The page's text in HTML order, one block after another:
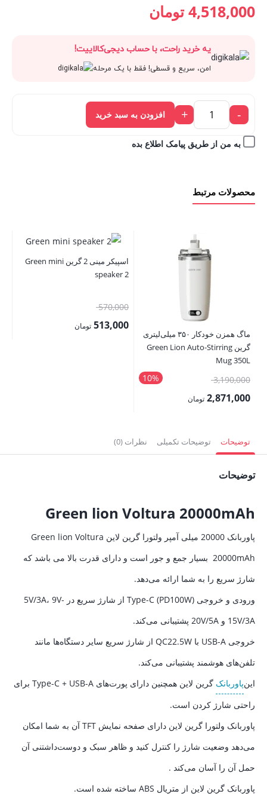
4,518,000 تومان.
قیمت
5,020,000 تومان
بود.
4,518,000 تومان
فعلی:
4,518,000 تومان.
یه خرید راحت، با حساب دیجی‌کالاییت!
امن، سریع و قسطی! فقط با یک مرحله
-
+ افزودن به سبد خرید
به من از طریق پیامک اطلاع بده
محصولات مرتبط
ماگ همزن خودکار ۳۵۰ میلی‌لیتری
گرین Green Lion Auto-Stirring
Mug 350L
10% 3,190,000قیمت
اصلی:2,871,000 تومان
2,871,000 تومان.
اسپیکر مینی 2 گرین Green mini
speaker 2
570,000قیمت
اصلی:513,000 تومان
توضیحات توضیحات تکمیلی نظرات (0)
توضیحات
Green lion Voltura 20000mAh
پاوربانک 20000 میلی آمپر ولتورا گرین لاین Green lion Voltura
20000mAh بسیار جمع و جور است و دارای قدرت بالا می باشد که
شارژ سریع را به شما ارائه می‌دهد.
ورودی و خروجی Type-C (PD100W) از شارژ سریع در 5V/3A، 9V-
15V/3A و 20V/5A پشتیبانی می‌کند.
خروجی USB-A با QC22.5W از شارژ سریع سایر دستگاه‌ها مانند
تلفن‌های هوشمند پشتیبانی می‌کند.
اینپاوربانک
گرین لاین همچنین دارای پورت‌های Type-C + USB-A برای
راحتی شارژ کردن است.
پاوربانک ولتورا گرین لاین دارای صفحه نمایش TFT آن به شما امکان
می‌دهد وضعیت شارژ را کنترل کنید و ظاهر سبک و دوست‌داشتنی آن
حمل آن را آسان می‌کند .
پاوربانک گرین لاین از متریال ABS ساخته شده است.